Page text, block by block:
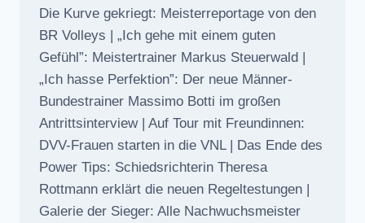
Die Kurve gekriegt: Meisterreportage von den
BR Volleys | „Ich gehe mit einem guten
Gefühl”: Meistertrainer Markus Steuerwald |
„Ich hasse Perfektion”: Der neue Männer-
Bundestrainer Massimo Botti im großen
Antrittsinterview | Auf Tour mit Freundinnen:
DVV-Frauen starten in die VNL | Das Ende des
Power Tips: Schiedsrichterin Theresa
Rottmann erklärt die neuen Regeltestungen |
Galerie der Sieger: Alle Nachwuchsmeister